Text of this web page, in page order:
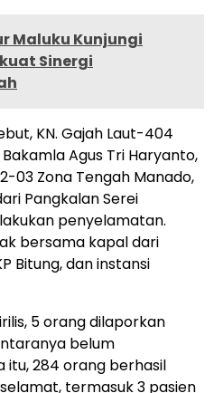
Maluku Kunjungi
Sinergi
KN. Gajah Laut-404
Agus Tri Haryanto,
03 Zona Tengah Manado,
Pangkalan Serei
penyelamatan.
bersama kapal dari
Bitung, dan instansi
5 orang dilaporkan
belum
itu, 284 orang berhasil
termasuk 3 pasien